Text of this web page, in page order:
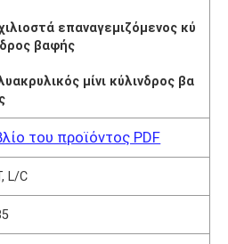
επαναγεμιζόμενος κύ
βαφής
μίνι κύλινδρος βα
του προϊόντος PDF
L/C